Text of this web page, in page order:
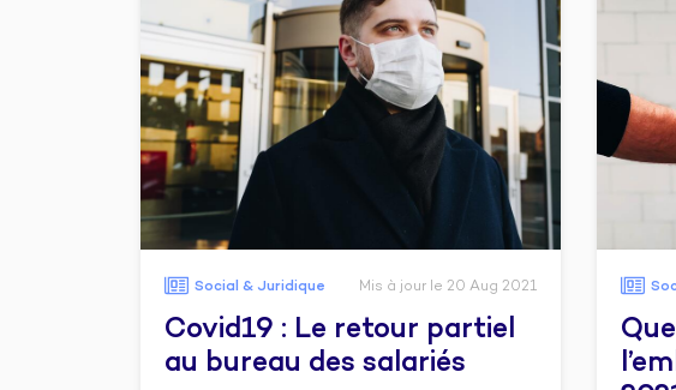
Social & Juridique Mis à jour le 20 Aug 2021
Covid19 : Le retour partiel
au bureau des salariés